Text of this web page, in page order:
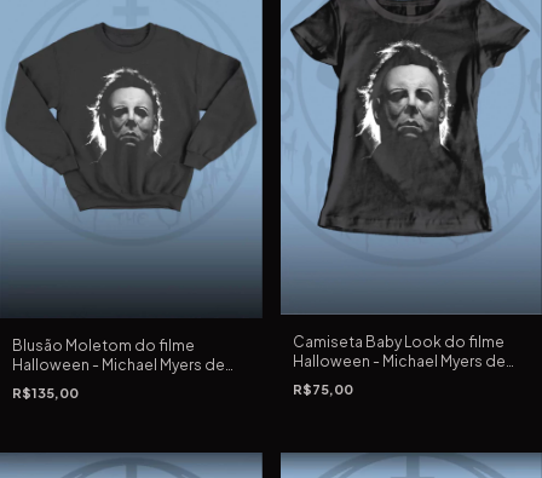
Blusão Moletom do filme
Halloween - Michael Myers de
1978 de John Carpenter
R$135,00
Camiseta Baby Look do filme
Halloween - Michael Myers de
1978 de John Carpenter
R$75,00